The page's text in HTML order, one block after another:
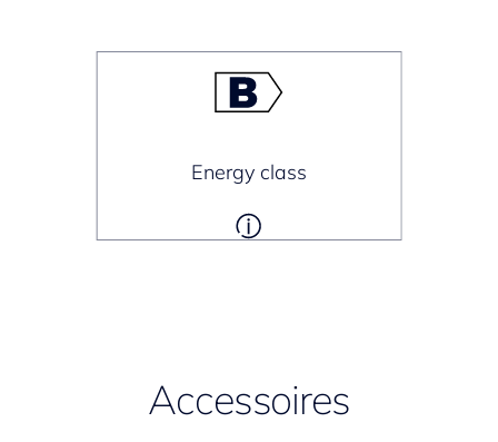
Energy class
Accessoires